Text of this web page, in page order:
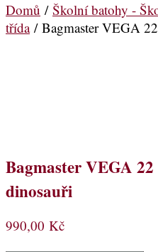
Domů / Školní batohy -
třída/ Bagmaster VEGA
Bagmaster VEGA
dinosauři
990,00 Kč